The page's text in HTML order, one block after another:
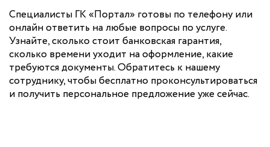
Специалисты ГК «Портал» готовы по телефону или
онлайн ответить на любые вопросы по услуге.
Узнайте, сколько стоит банковская гарантия,
сколько времени уходит на оформление, какие
требуются документы. Обратитесь к нашему
сотруднику, чтобы бесплатно проконсультироваться
и получить персональное предложение уже сейчас.